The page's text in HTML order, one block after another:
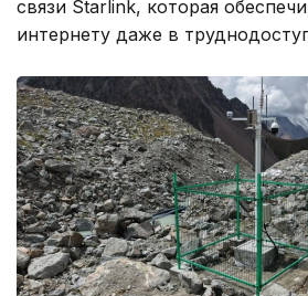
связи Starlink, которая
интернету даже в